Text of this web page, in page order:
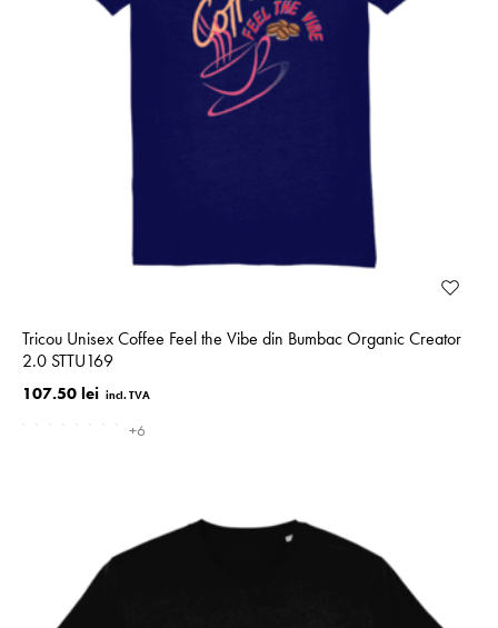
Tricou Unisex Coffee Feel the Vibe din Bumbac Organic Creator
2.0 STTU169
107.50 lei
+6